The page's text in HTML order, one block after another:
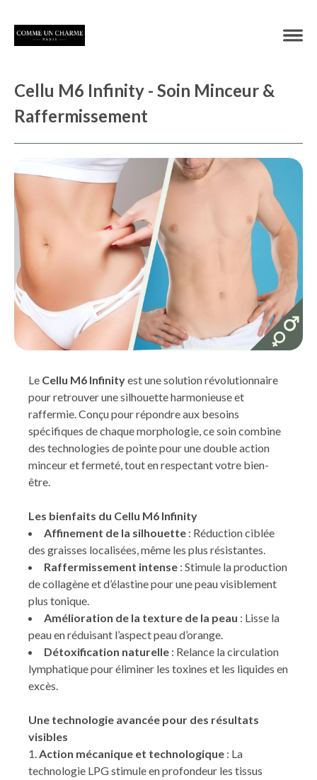
Cellu M6 Infinity - Soin Minceur &
Raffermissement
Le Cellu M6 Infinityest une solution révolutionnaire
pour retrouver une silhouette harmonieuse et
raffermie. Conçu pour répondre aux besoins
spécifiques de chaque morphologie, ce soin combine
des technologies de pointe pour une double action
minceur et fermeté, tout en respectant votre bien-
être.
Les bienfaits du Cellu M6 Infinity
Affinement de la silhouette : Réduction ciblée
des graisses localisées, même les plus résistantes.
Raffermissement intense : Stimule la production
de collagène et d’élastine pour une peau visiblement
plus tonique.
Amélioration de la texture de la peau : Lisse la
peau en réduisant l’aspect peau d’orange.
Détoxification naturelle : Relance la circulation
lymphatique pour éliminer les toxines et les liquides en
excès.
Une technologie avancée pour des résultats
visibles
Action mécanique et technologique : La
technologie LPG stimule en profondeur les tissus